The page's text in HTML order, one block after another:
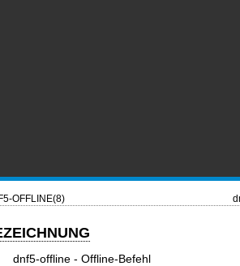
OFFLINE(8)
dnf5-offline - Offline-Befehl